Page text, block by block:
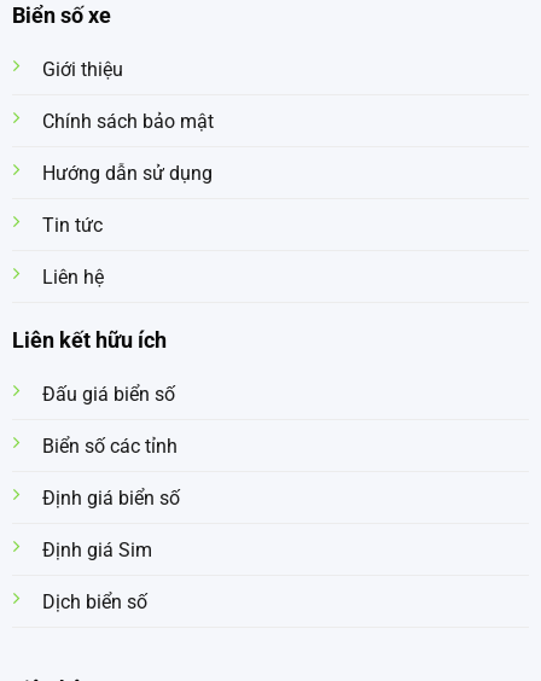
Biển số xe
Giới thiệu
Chính sách bảo mật
Hướng dẫn sử dụng
Tin tức
Liên hệ
Liên kết hữu ích
Đấu giá biển số
Biển số các tỉnh
Định giá biển số
Định giá Sim
Dịch biển số